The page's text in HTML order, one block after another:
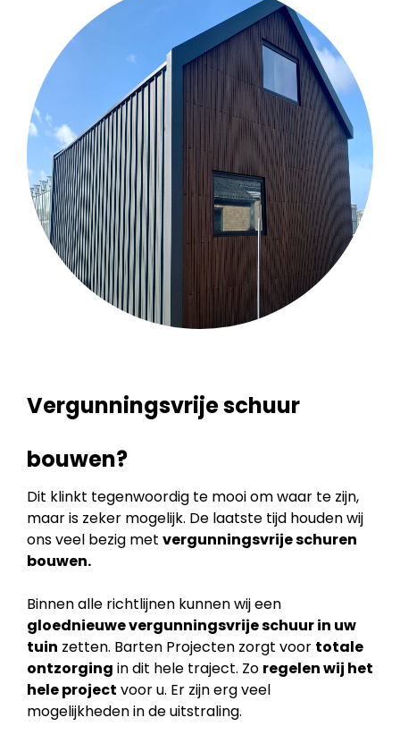
Vergunningsvrije schuur
bouwen?
Dit klinkt tegenwoordig te mooi om waar te zijn,
maar is zeker mogelijk. De laatste tijd houden wij
ons veel bezig met vergunningsvrije schuren
bouwen.
Binnen alle richtlijnen kunnen wij een
gloednieuwe vergunningsvrije schuur in uw
tuin zetten. Barten Projecten zorgt voor totale
ontzorging in dit hele traject. Zo regelen wij het
hele project voor u. Er zijn erg veel
mogelijkheden in de uitstraling.